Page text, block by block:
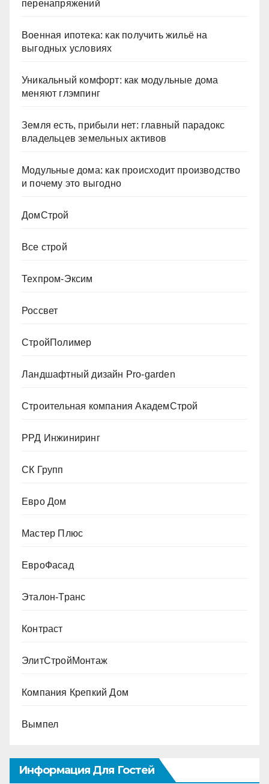
перенапряжений
Военная ипотека: как получить жильё на
выгодных условиях
Уникальный комфорт: как модульные дома
меняют глэмпинг
Земля есть, прибыли нет: главный парадокс
владельцев земельных активов
Модульные дома: как происходит производство
и почему это выгодно
ДомСтрой
Все строй
Техпром-Эксим
Россвет
СтройПолимер
Ландшафтный дизайн Pro-garden
Строительная компания АкадемСтрой
РРД Инжиниринг
СК Групп
Евро Дом
Мастер Плюс
ЕвроФасад
Эталон-Транс
Контраст
ЭлитСтройМонтаж
Компания Крепкий Дом
Вымпел
Информация Для Гостей